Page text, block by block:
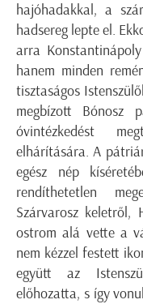
hajóhadakkal, a
hadsereg lepte el.
arra
hanem minden
tisztaságos
megbízott Bónosz
óvintézkedést
elhárítására. A
egész nép
rendíthetetlen
Szárvarosz keletről,
ostrom alá vette a
nem kézzel festett
együtt az
előhozatta, s így